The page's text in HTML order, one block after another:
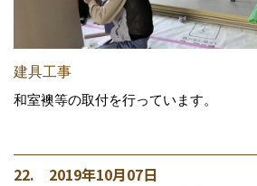
建具工事
和室襖等の取付を行っています。
22. 2019年10月07日